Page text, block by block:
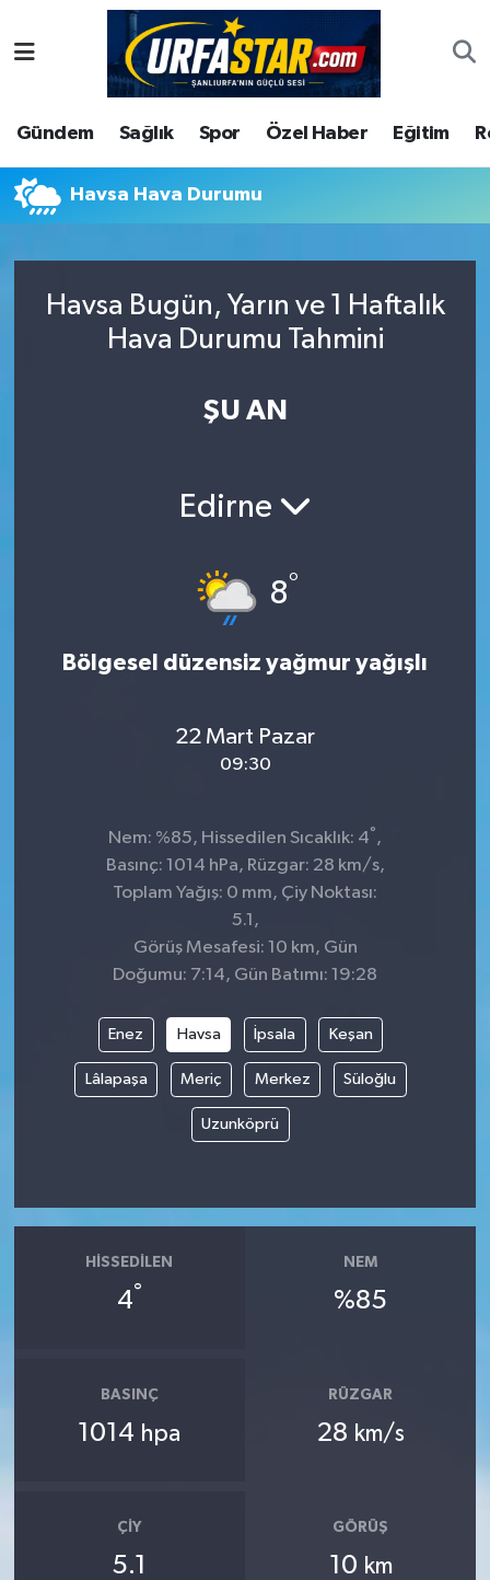
Gündem Sağlık Spor Özel Haber Eğitim
Havsa Hava Durumu
Havsa Bugün, Yarın ve 1 Haftalık
Hava Durumu Tahmini
ŞU AN
Edirne
8°
Bölgesel düzensiz yağmur yağışlı
22 Mart Pazar
09:30
Nem: %85, Hissedilen Sıcaklık: 4° ,
Basınç: 1014 hPa, Rüzgar: 28 km/s,
Toplam Yağış: 0 mm, Çiy Noktası:
5.1,
Görüş Mesafesi: 10 km, Gün
Doğumu: 7:14, Gün Batımı: 19:28
Enez Havsa İpsala Keşan
Lâlapaşa Meriç Merkez Süloğlu
Uzunköprü
HISSEDILEN
4°
NEM
%85
BASINÇ
1014 hpa
RÜZGAR
28 km/s
ÇIY
5.1
GÖRÜŞ
10 km
ASAYİS
ÇEVRE
DUNYA
Ekonomi
Şanlıurfa Nöbetçi Eczaneler
Şanlıurfa Hava Durumu
Şanlıurfa Namaz Vakitleri
Süper Lig Puan Durumu ve Fikstür
Son Dakika Haberleri